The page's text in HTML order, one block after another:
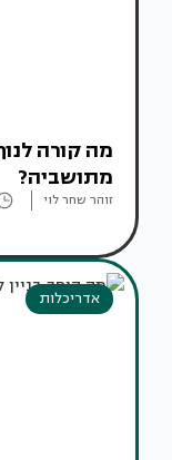
מה קורה
מתושביה?
זוהר שחר לוי
אדריכלות